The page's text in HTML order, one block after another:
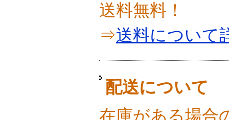
送料無料！
⇒送料について
配送について
在庫がある場合